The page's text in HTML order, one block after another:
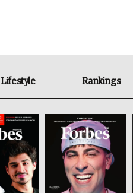
Lifestyle Rankings